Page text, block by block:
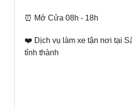
⏰ Mở Cửa 08h - 18h
❤️ Dịch vụ làm xe tận nơi tại
tỉnh thành